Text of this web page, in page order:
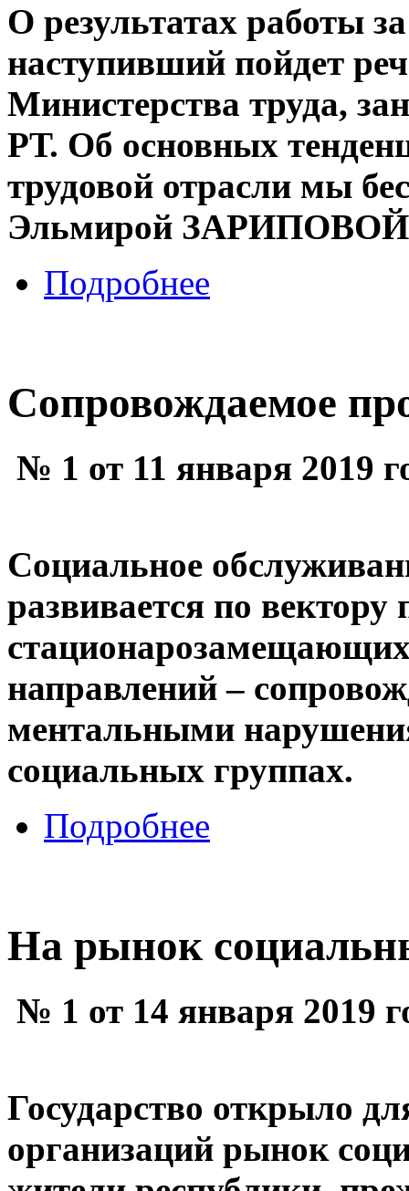
О результатах работы
наступивший пойдет
Министерства труда,
РТ. Об основных
трудовой отрасли мы
Эльмирой
Подробнее
Сопровождаемое
№ 1 от 11 января 2019
Социальное
развивается по вектору
направлений –
ментальными
социальных группах.
Подробнее
На рынок
№ 1 от 14 января 2019
Государство открыло
организаций рынок